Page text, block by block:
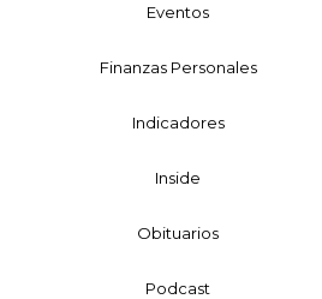
Eventos
Finanzas Personales
Indicadores
Inside
Obituarios
Podcast